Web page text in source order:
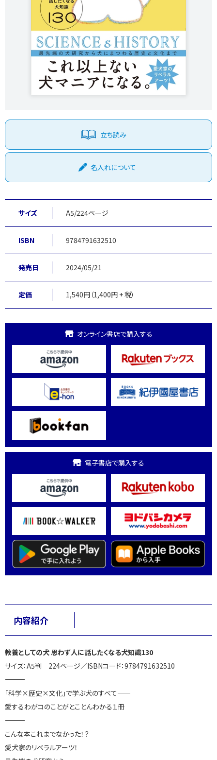
立ち読み
名入れについて
サイズ A5/224ページ
ISBN 9784791632510
発売日 2024/05/21
定価 1,540円（1,400円 + 税）
オンライン書店で購入する
電子書店で購入する
内容紹介
教養としての犬 思わず人に話したくなる犬知識130
サイズ：A5判 224ページ／ISBNコード：9784791632510
――――――――――――――――――――
「科学×歴史×文化」で学ぶ犬のすべて――
愛するわがコのことがとことんわかる１冊
――――――――――――――――――――
こんな本これまでなかった！？
愛犬家のリベラルアーツ！